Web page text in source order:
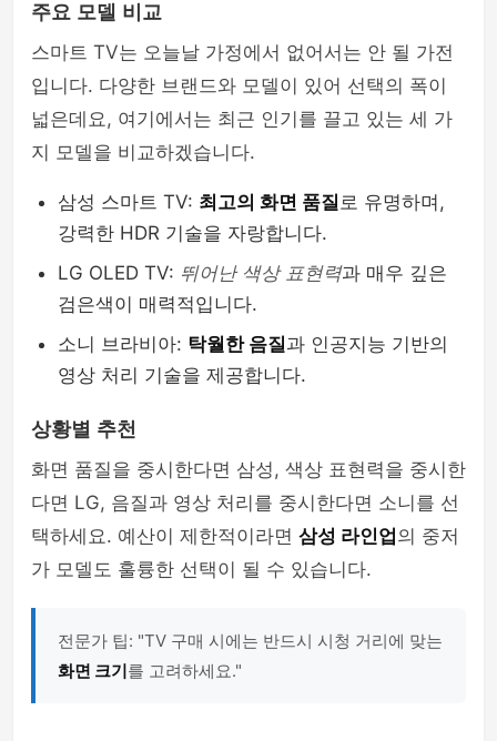
주요 모델 비교
스마트 TV는 오늘날 가정에서 없어서는 안 될 가전
입니다. 다양한 브랜드와 모델이 있어 선택의 폭이
넓은데요, 여기에서는 최근 인기를 끌고 있는 세 가
지 모델을 비교하겠습니다.
삼성 스마트 TV: 최고의 화면 품질로 유명하며,
강력한 HDR 기술을 자랑합니다.
LG OLED TV: 뛰어난 색상 표현력과 매우 깊은
검은색이 매력적입니다.
소니 브라비아: 탁월한 음질과 인공지능 기반의
영상 처리 기술을 제공합니다.
상황별 추천
화면 품질을 중시한다면 삼성, 색상 표현력을 중시한
다면 LG, 음질과 영상 처리를 중시한다면 소니를 선
택하세요. 예산이 제한적이라면 삼성 라인업 의 중저
가 모델도 훌륭한 선택이 될 수 있습니다.
전문가 팁: "TV 구매 시에는 반드시 시청 거리에 맞는
화면 크기를 고려하세요."